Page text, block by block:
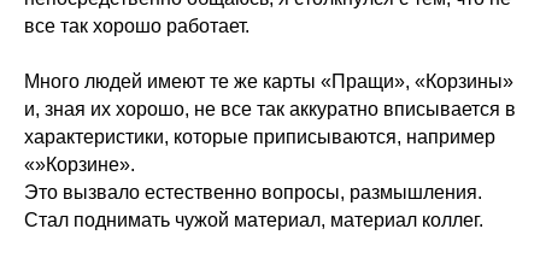
все так хорошо работает.
Много людей имеют те же карты «Пращи», «Корзины»
и, зная их хорошо, не все так аккуратно вписывается в
характеристики, которые приписываются, например
«»Корзине».
Это вызвало естественно вопросы, размышления.
Стал поднимать чужой материал, материал коллег.